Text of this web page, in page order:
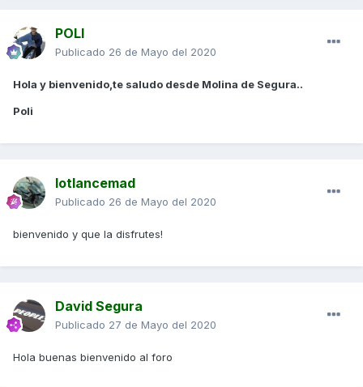
POLI
Publicado 26 de Mayo del 2020
Hola y bienvenido,te saludo desde Molina de Segura..
Poli
lotlancemad
Publicado 26 de Mayo del 2020
bienvenido y que la disfrutes!
David Segura
Publicado 27 de Mayo del 2020
Hola buenas bienvenido al foro